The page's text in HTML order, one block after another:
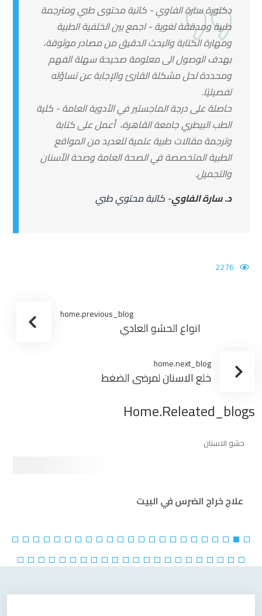
دكتورة سارة الفاوي - كاتبة محتوى طبي ومترجمة
طبية ومدققة لغوية - اجمع بين الخلفية الطبية
ومهارة الكتابة والبحث الدقيق من مصادر موثوقة،
بهدف الوصول الى معلومة صحيحة سهلة الفهم
ومحددة لحل مشكلة القارئ والإجابة عن تساؤله
تفصيليًا.
حاصلة على درجة الماجستير في الأدوية العامة - كلية
الطب البيطري جامعة القاهرة، أعمل على كتابة
وترجمة مقالات طبية علمية للعديد من المواقع
الطبية المتخصصة في الصحة العامة وصحة الأسنان
والتجميل.
د. سارة الفاوي- كاتبة محتوي طبي
2276
home.previous_blog
انواع الحشو العادي
home.next_blog
خلع الاسنان لمرضى الضغط
Home.releated_blogs
حشو الاسنان
علاج خراج الضرس في البيت